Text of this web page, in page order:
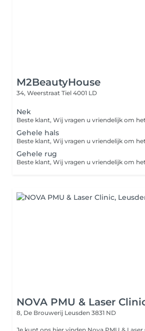
M2BeautyHouse
34, Weerstraat Tiel 4001 LD
Nek
Gehele hals
Gehele rug
NOVA PMU & Laser
8, De Brouwerij Leusden 3831 ND